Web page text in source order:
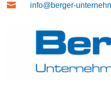
 info@berger-